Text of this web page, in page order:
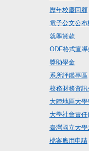
歷年校慶回顧
電子公文公布
就學貸款
ODF格式宣導
獎助學金
系所評鑑專區
校務財務資訊
大陸地區大
大學社會責
臺灣國立大學
檔案應用申請